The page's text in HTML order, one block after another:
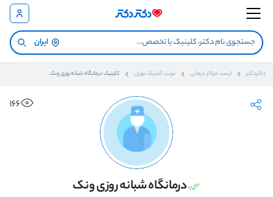
ایران
دکتردکتر لیست مراکز درمانی نوبت کلینیک تهران کلینیک درمانگاه شبانه روزی ونک
166
درمانگاه شبانه روزی ونک